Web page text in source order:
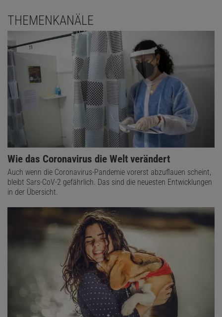
THEMENKANÄLE
Wie das Coronavirus die Welt verändert
Auch wenn die Coronavirus-Pandemie vorerst abzuflauen scheint,
bleibt Sars-CoV-2 gefährlich. Das sind die neuesten Entwicklungen
in der Übersicht.